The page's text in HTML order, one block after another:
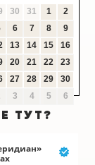
30 31 1
2
6 7 8
9
13 14 15
16
20 21 22
23
27 28 29
30
3 4 5 6
ТУТ?
»